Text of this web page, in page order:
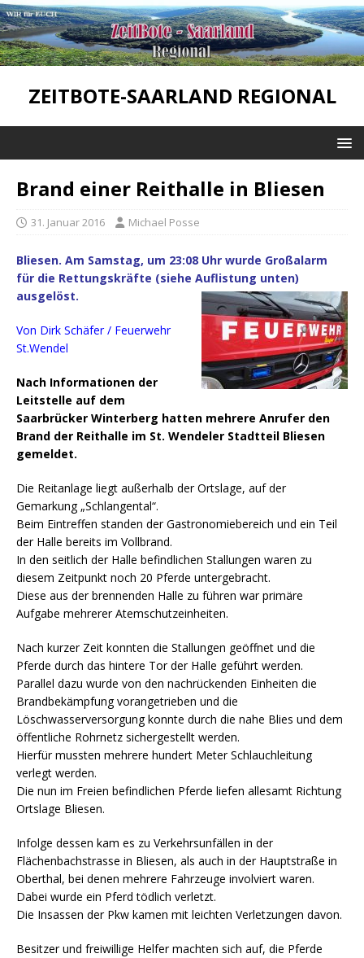
ZEITBOTE-SAARLAND REGIONAL
Brand einer Reithalle in Bliesen
31. Januar 2016 Michael Posse
Bliesen. Am Samstag, um 23:08 Uhr wurde Großalarm
für die Rettungskräfte (siehe Auflistung unten)
ausgelöst.
Von Dirk Schäfer / Feuerwehr
St.Wendel
Nach Informationen der
Leitstelle auf dem
Saarbrücker Winterberg hatten mehrere Anrufer den
Brand der Reithalle im St. Wendeler Stadtteil Bliesen
gemeldet.
Die Reitanlage liegt außerhalb der Ortslage, auf der
Gemarkung „Schlangental“.
Beim Eintreffen standen der Gastronomiebereich und ein Teil
der Halle bereits im Vollbrand.
In den seitlich der Halle befindlichen Stallungen waren zu
diesem Zeitpunkt noch 20 Pferde untergebracht.
Diese aus der brennenden Halle zu führen war primäre
Aufgabe mehrerer Atemschutzeinheiten.
Nach kurzer Zeit konnten die Stallungen geöffnet und die
Pferde durch das hintere Tor der Halle geführt werden.
Parallel dazu wurde von den nachrückenden Einheiten die
Brandbekämpfung vorangetrieben und die
Löschwasserversorgung konnte durch die nahe Blies und dem
öffentliche Rohrnetz sichergestellt werden.
Hierfür mussten mehrere hundert Meter Schlauchleitung
verlegt werden.
Die nun im Freien befindlichen Pferde liefen allesamt Richtung
Ortslage Bliesen.
Infolge dessen kam es zu Verkehrsunfällen in der
Flächenbachstrasse in Bliesen, als auch in der Hauptstraße in
Oberthal, bei denen mehrere Fahrzeuge involviert waren.
Dabei wurde ein Pferd tödlich verletzt.
Die Insassen der Pkw kamen mit leichten Verletzungen davon.
Besitzer und freiwillige Helfer machten sich auf, die Pferde